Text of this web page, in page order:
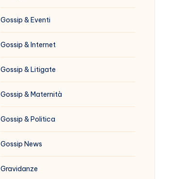
Gossip & Eventi
Gossip & Internet
Gossip & Litigate
Gossip & Maternità
Gossip & Politica
Gossip News
Gravidanze